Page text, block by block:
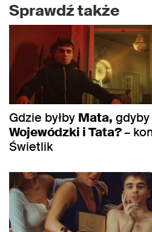
Sprawdź także
Gdzie byłby Mata,
Wojewódzki i Tata?–
Świetlik